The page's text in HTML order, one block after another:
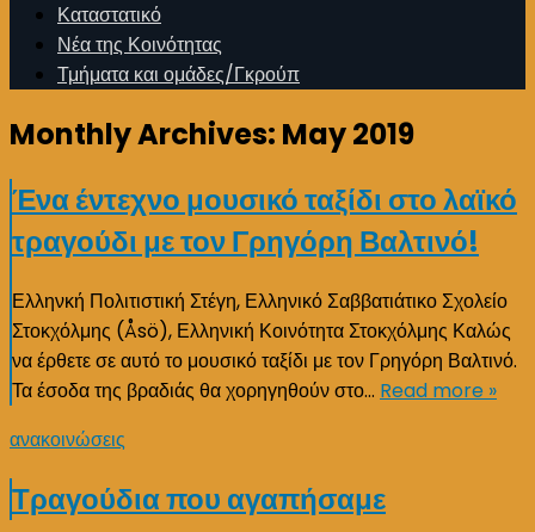
Καταστατικό
Νέα της Κοινότητας
Τμήματα και ομάδες/Γκρούπ
Monthly Archives: May 2019
Ένα έντεχνο μουσικό ταξίδι στο λαϊκό
τραγούδι με τον Γρηγόρη Βαλτινό!
Ελληνκή Πολιτιστική Στέγη, Ελληνικό Σαββατιάτικο Σχολείο
Στοκχόλμης (Åsö), Ελληνική Κοινότητα Στοκχόλμης Καλώς
να έρθετε σε αυτό το μουσικό ταξίδι με τον Γρηγόρη Βαλτινό.
Τα έσοδα της βραδιάς θα χορηγηθούν στο… Read more »
ανακοινώσεις
Τραγούδια που αγαπήσαμε